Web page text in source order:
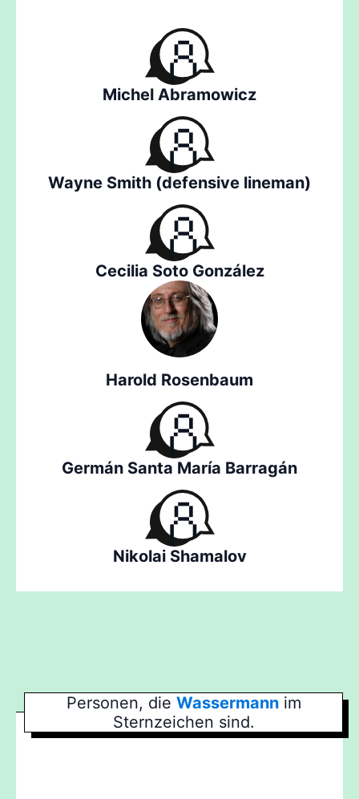
Michel Abramowicz
Wayne Smith (defensive lineman)
Cecilia Soto González
Harold Rosenbaum
Germán Santa María Barragán
Nikolai Shamalov
Personen, die Wassermann im
Sternzeichen sind.